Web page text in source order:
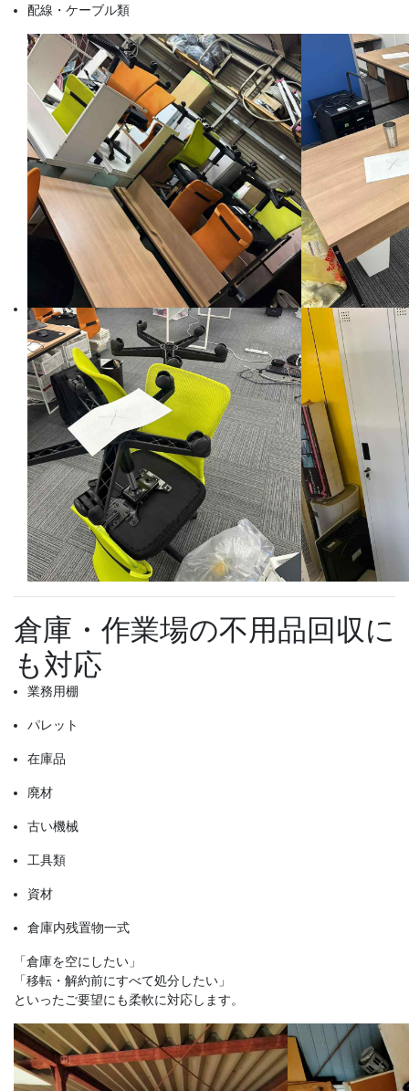
配線・ケーブル類
倉庫・作業場の不用品回収に
も対応
業務用棚
パレット
在庫品
廃材
古い機械
工具類
資材
倉庫内残置物一式
「倉庫を空にしたい」
「移転・解約前にすべて処分したい」
といったご要望にも柔軟に対応します。